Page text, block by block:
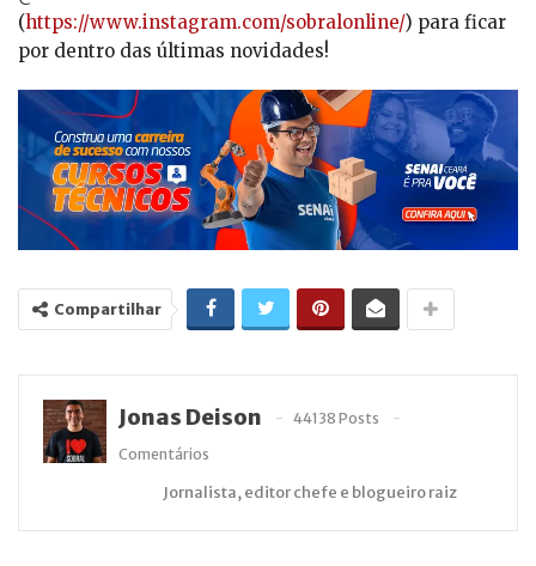
(https://www.instagram.com/sobralonline/) para ficar
por dentro das últimas novidades!
Compartilhar
Jonas Deison
44138 Posts
Comentários
Jornalista, editor chefe e blogueiro raiz